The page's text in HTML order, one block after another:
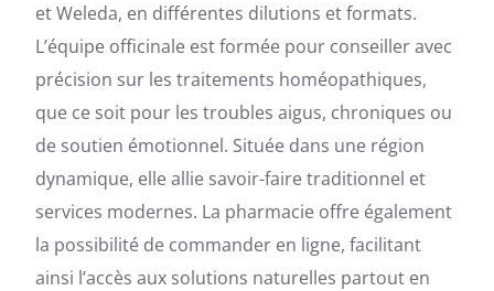
et Weleda, en différentes dilutions et formats.
L’équipe officinale est formée pour conseiller avec
précision sur les traitements homéopathiques,
que ce soit pour les troubles aigus, chroniques ou
de soutien émotionnel. Située dans une région
dynamique, elle allie savoir-faire traditionnel et
services modernes. La pharmacie offre également
la possibilité de commander en ligne, facilitant
ainsi l’accès aux solutions naturelles partout en